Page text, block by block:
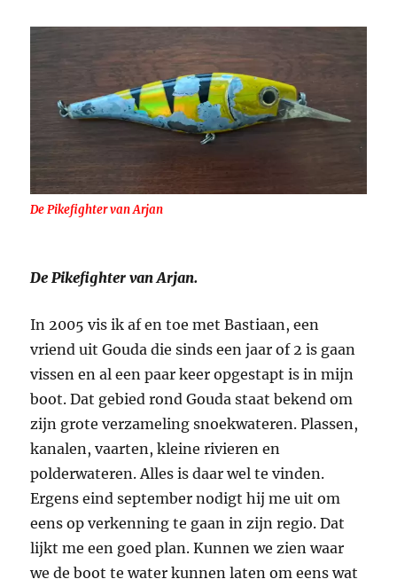
De Pikefighter van Arjan
De Pikefighter van Arjan.
In 2005 vis ik af en toe met Bastiaan, een
vriend uit Gouda die sinds een jaar of 2 is gaan
vissen en al een paar keer opgestapt is in mijn
boot. Dat gebied rond Gouda staat bekend om
zijn grote verzameling snoekwateren. Plassen,
kanalen, vaarten, kleine rivieren en
polderwateren. Alles is daar wel te vinden.
Ergens eind september nodigt hij me uit om
eens op verkenning te gaan in zijn regio. Dat
lijkt me een goed plan. Kunnen we zien waar
we de boot te water kunnen laten om eens wat